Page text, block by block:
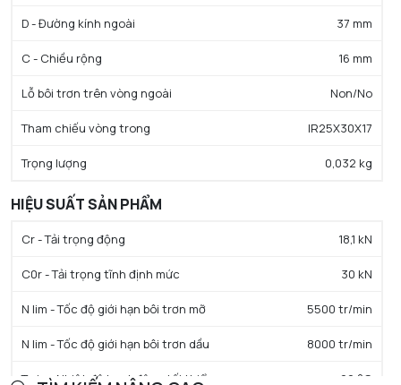
D - Đường kính ngoài 37 mm
C - Chiều rộng 16 mm
Lỗ bôi trơn trên vòng ngoài Non/No
Tham chiếu vòng trong IR25X30X17
Trọng lượng 0,032 kg
HIỆU SUẤT SẢN PHẨM
Cr - Tải trọng động 18,1 kN
C0r - Tải trọng tĩnh định mức 30 kN
N lim - Tốc độ giới hạn bôi trơn mỡ 5500 tr/min
N lim - Tốc độ giới hạn bôi trơn dầu 8000 tr/min
Tmin - Nhiệt độ hoạt động tối thiểu -20 °C